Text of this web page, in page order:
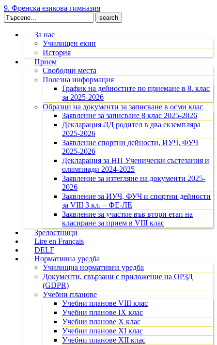
9. Френска езикова гимназия
Search
for:
За нас
Училищен екип
История
Прием
Свободни места
Полезна информация
График на дейностите по приемане в 8. клас
за 2025-2026
Образци на документи за записване в осми клас
Заявление за записване 8 клас 2025-2026
Декларация ЛД родител в два екземпляра
2025-2026
Заявление спортни дейности, ИУЧ, ФУЧ
2025-2026
Декларация за НП Ученически състезания и
олимпиади 2024-2025
Заявление за изтегляне на документи 2025-
2026
Заявление за ИУЧ, ФУЧ и спортни дейности
за VIII З кл. – ФЕ-ЛЕ
Заявление за участие във втори етап на
класиране за прием в VIII клас
Зрелостници
Lire en Français
DELF
Нормативна уредба
Училищна нормативна уредба
Документи, свързани с приложение на ОРЗД
(GDPR)
Учебни планове
Учебни планове VIII клас
Учебни планове IX клас
Учебни планове X клас
Учебни планове XI клас
Учебни планове XII клас